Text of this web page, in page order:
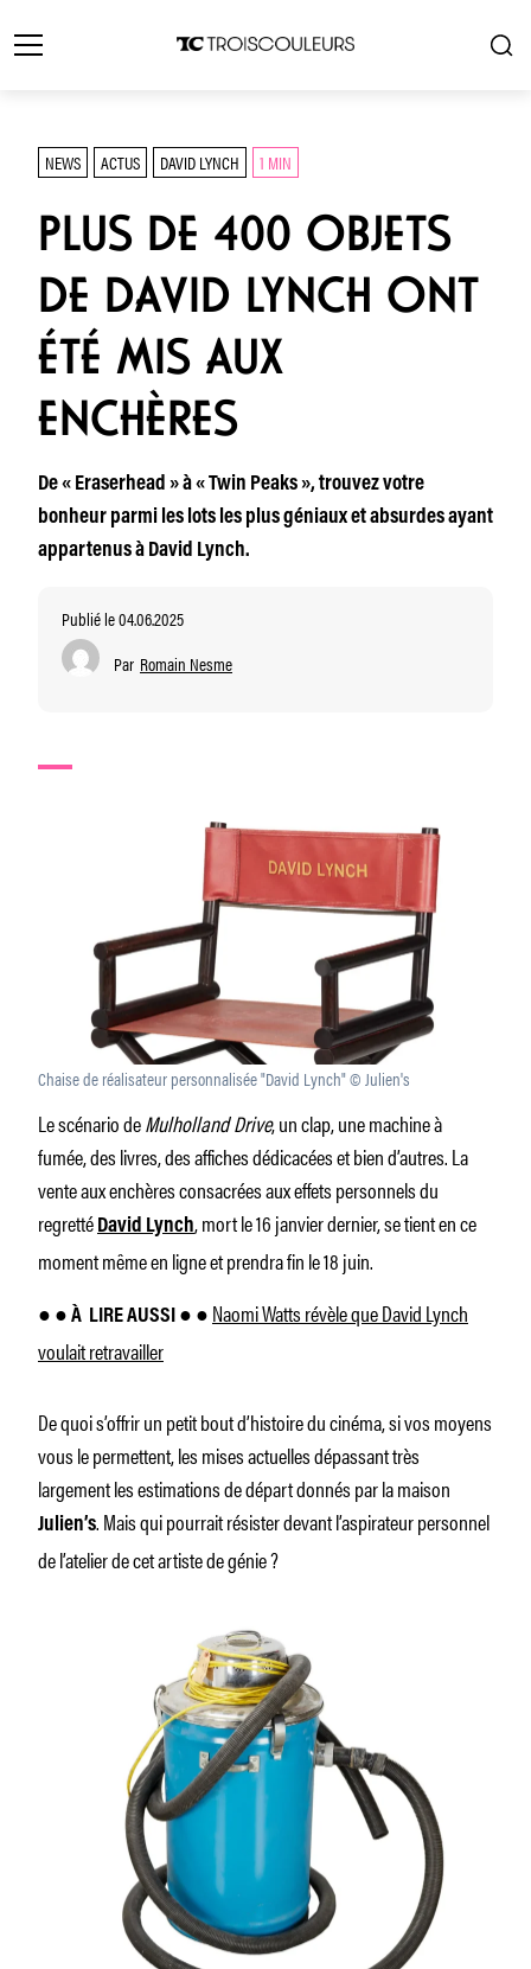
NEWS ACTUS DAVID LYNCH 1 MIN
PLUS DE 400 OBJETS
DE DAVID LYNCH ONT
ÉTÉ MIS AUX
ENCHÈRES
De « Eraserhead » à « Twin Peaks », trouvez votre
bonheur parmi les lots les plus géniaux et absurdes ayant
appartenus à David Lynch.
Publié le 04.06.2025
Par Romain Nesme
Chaise de réalisateur personnalisée "David Lynch" © Julien's
Le scénario deMulholland Drive, un clap, une machine à
fumée, des livres, des affiches dédicacées et bien d’autres. La
vente aux enchères consacrées aux effets personnels du
regretté David Lynch, mort le 16 janvier dernier, se tient en ce
moment même en ligne et prendra fin le 18 juin.
● ● À LIRE AUSSI ● ● Naomi Watts révèle que David Lynch
voulait retravailler
De quoi s’offrir un petit bout d’histoire du cinéma, si vos moyens
vous le permettent, les mises actuelles dépassant très
largement les estimations de départ donnés par la maison
Julien’s. Mais qui pourrait résister devant l’aspirateur personnel
de l’atelier de cet artiste de génie ?